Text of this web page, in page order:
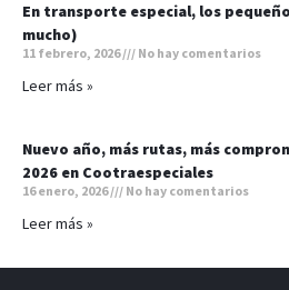
En transporte especial, los
mucho)
11 febrero, 2026 No hay comentarios
Leer más »
Nuevo año, más rutas, más
2026 en Cootraespeciales
16 enero, 2026 No hay comentarios
Leer más »